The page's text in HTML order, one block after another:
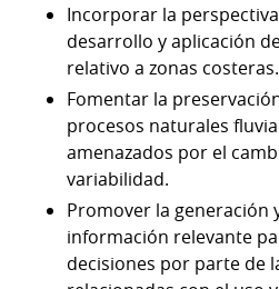
Incorporar la
desarrollo y aplicación
relativo a zonas costeras.
Fomentar la
procesos naturales
amenazados por el
variabilidad.
Promover la generación
información relevante
decisiones por parte de